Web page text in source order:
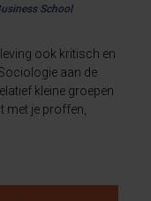
School
ook kritisch en
aan de
kleine groepen
met je proffen,